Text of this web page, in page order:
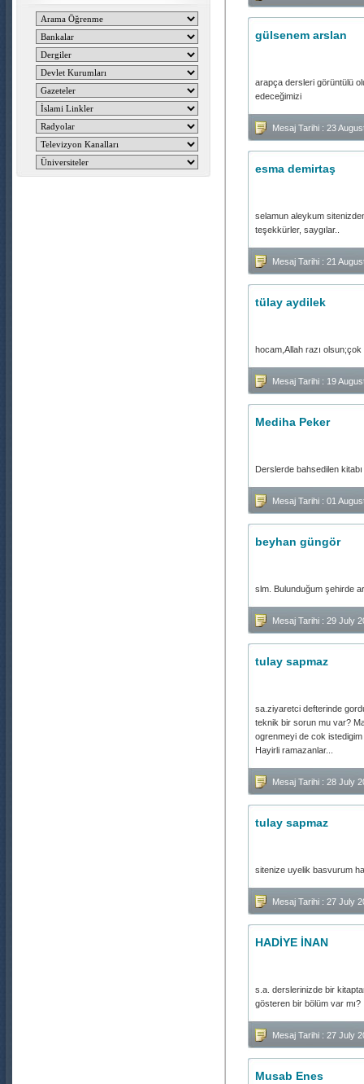
gülsenem arslan
arapça dersleri görüntülü
edeceğimizi
Mesaj Tarihi : 23
esma demirtaş
selamun aleykum
teşekkürler, saygılar..
Mesaj Tarihi : 21
tülay aydilek
hocam,Allah razı
Mesaj Tarihi : 19
Mediha Peker
Derslerde bahsedilen kitabı
Mesaj Tarihi : 01
beyhan güngör
slm. Bulunduğum şehirde
Mesaj Tarihi : 29 July
tulay sapmaz
sa.ziyaretci defterinde
teknik bir sorun mu var?
ogrenmeyi de cok
Hayirli ramazanlar...
Mesaj Tarihi : 28 July
tulay sapmaz
sitenize uyelik basvurum
Mesaj Tarihi : 27 July
HADİYE İNAN
s.a. derslerinizde bir
gösteren bir bölüm var mı?
Mesaj Tarihi : 27 July
Musab Enes